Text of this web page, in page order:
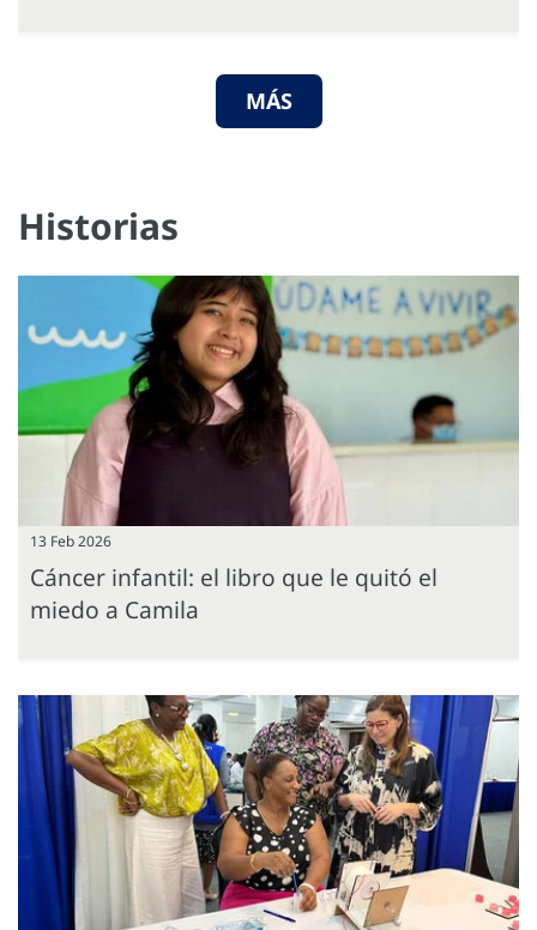
MÁS
Historias
13 Feb 2026
Cáncer infantil: el libro que le quitó el
miedo a Camila